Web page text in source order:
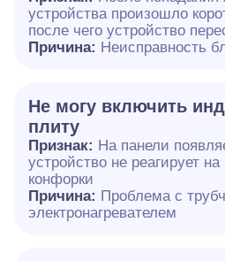
устройства произошло
после чего устройство
Причина: Неисправность
Не могу включить
плиту
Признак: На панели
устройство не реагирует
конфорки
Причина: Проблема с
электронагревателем